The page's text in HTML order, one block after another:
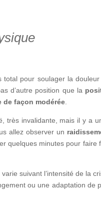
pour soulager la
d’autre position que la
façon modérée
très invalidante, mais il y a
allez observer un
quelques minutes pour
suivant l’intensité de la
ou une adaptation de